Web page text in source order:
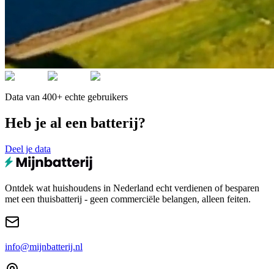
Data van 400+ echte gebruikers
Heb je al een batterij?
Deel je data
Ontdek wat huishoudens in Nederland echt verdienen of besparen
met een thuisbatterij - geen commerciële belangen, alleen feiten.
info@mijnbatterij.nl